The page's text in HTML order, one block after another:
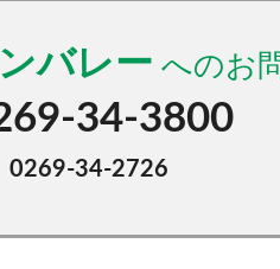
バレー
34-3800
0269-34-2726